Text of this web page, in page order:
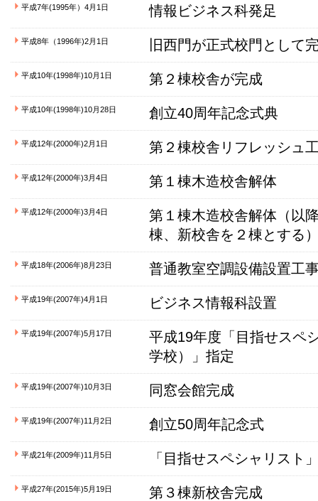
平成7年(1995年）4月1日 情報ビジネス科発足
平成8年（1996年)2月1日 旧西門が正式校門として
平成10年(1998年)10月1日 第２棟校舎が完成
平成10年(1998年)10月28日 創立40周年記念式典
平成12年(2000年)2月1日 第２棟校舎リフレッシュ
平成12年(2000年)3月4日 第１棟木造校舎解体
平成12年(2000年)3月4日
第１棟木造校舎解体（以
棟、新校舎を２棟とする
平成18年(2006年)8月23日 普通教室空調設備設置工
平成19年(2007年)4月1日 ビジネス情報科設置
平成19年(2007年)5月17日
平成19年度「目指せスペ
学校）」指定
平成19年(2007年)10月3日 同窓会館完成
平成19年(2007年)11月2日 創立50周年記念式
平成21年(2009年)11月5日 「目指せスペシャリスト
平成27年(2015年)5月19日 第３棟新校舎完成